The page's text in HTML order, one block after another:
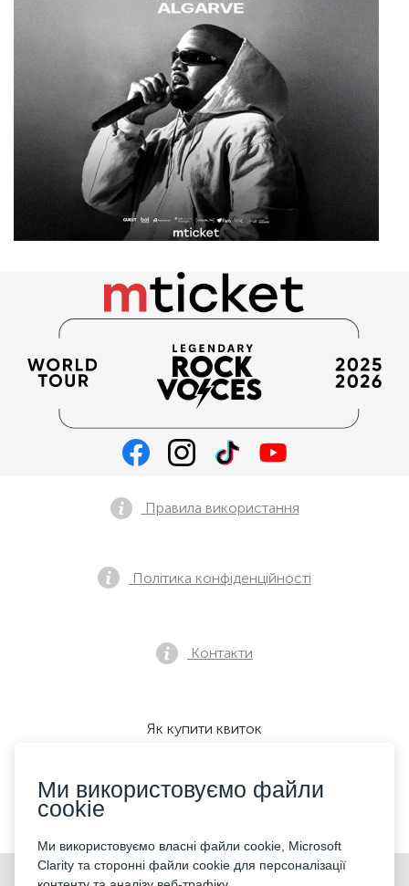
©2026 «KONTRAMARKA OÜ» Всі права захищені
Правила використання
Політика конфіденційності
Контакти
Як купити квиток
Ми приймаємо:
Ми використовуємо файли
cookie
Ми використовуємо власні файли cookie, Microsoft
Clarity та сторонні файли cookie для персоналізації